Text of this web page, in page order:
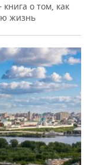
о том, как
жизнь